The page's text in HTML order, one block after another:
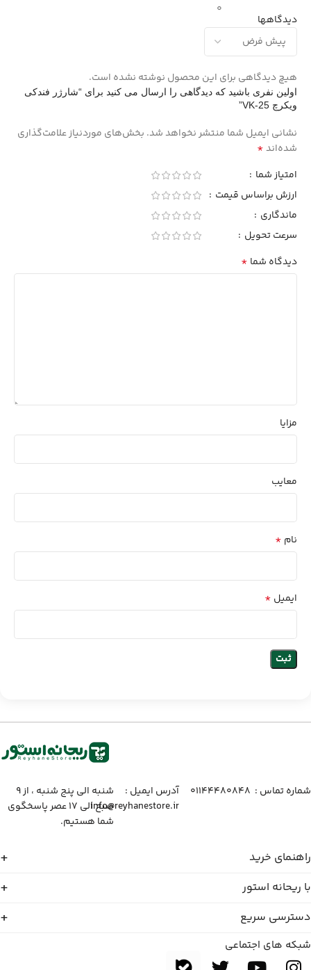
0
دیدگاهها
هیچ دیدگاهی برای این محصول نوشته نشده است.
اولین نفری باشید که دیدگاهی را ارسال می کنید برای “شارژر فندکی
ویکرچ VK-25”
نشانی ایمیل شما منتشر نخواهد شد. بخش‌های موردنیاز علامت‌گذاری
شده‌اند*
امتیاز شما
ارزش براساس قیمت
ماندگاری
سرعت تحویل
دیدگاه شما *
مزایا
معایب
نام *
ایمیل *
شماره تماس :‌ ۰۱۱۴۴۴۸۰۸۴۸
آدرس ایمیل :‌
info@reyhanestore.ir
شنبه الی پنج شنبه ، از ۹
صبح الی ۱۷ عصر پاسخگوی
شما هستیم.
راهنمای خرید
با ریحانه استور
دسترسی سریع
شبکه های اجتماعی